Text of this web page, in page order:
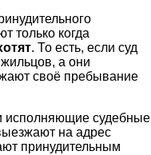
только когда
. То есть, если суд
а они
своё пребывание
исполняющие судебные
на адрес
принудительным